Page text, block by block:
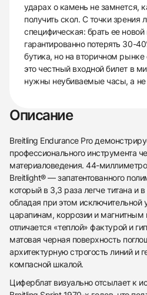
ударах о камень не замнется,
получить скол. С точки зрения
специфическая: брать ее
гарантированно потерять 30-
бутика, но на вторичном
это честный входной билет в
нужны неубиваемые часы, а не
Описание
Breitling Endurance Pro
профессионального инструмента
материаловедения. 44-
Breitlight® — запатентованного
который в 3,3 раза легче титана и
обладая при этом исключительной
царапинам, коррозии и магнитным
отличается «теплой» фактурой и
матовая черная поверхность
архитектурную строгость линий и
компасной шкалой.
Циферблат визуально отсылает к